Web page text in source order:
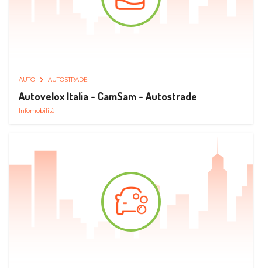
AUTO AUTOSTRADE
Autovelox Italia - CamSam - Autostrade
Infomobilità